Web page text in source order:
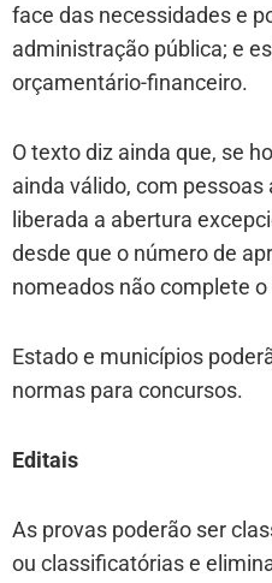
face das necessidades e
administração pública; e
orçamentário-financeiro.
O texto diz ainda que, se
ainda válido, com
liberada a abertura
desde que o número de
nomeados não complete
Estado e municípios
normas para concursos.
Editais
As provas poderão ser
ou classificatórias e